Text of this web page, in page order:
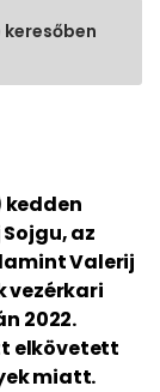
kedden
az
Valerij
vezérkari
2022.
elkövetett
miatt.